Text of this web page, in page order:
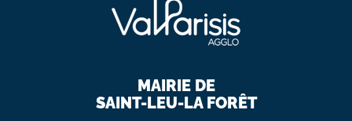
MAIRIE DE
SAINT-LEU-LA FORÊT